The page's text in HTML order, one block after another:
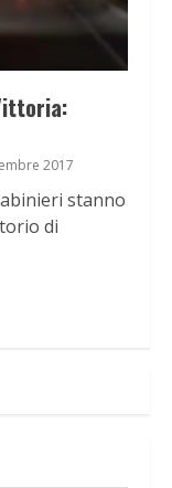
2017
stanno
di